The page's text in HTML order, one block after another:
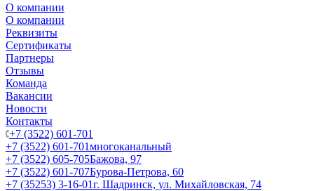
О компании
О компании
Реквизиты
Сертификаты
Партнеры
Отзывы
Команда
Вакансии
Новости
Контакты
+7 (3522) 601-701
+7 (3522) 601-701многоканальный
+7 (3522) 605-705Бажова, 97
+7 (3522) 601-707Бурова-Петрова, 60
+7 (35253) 3-16-01г. Шадринск, ул. Михайловская, 74